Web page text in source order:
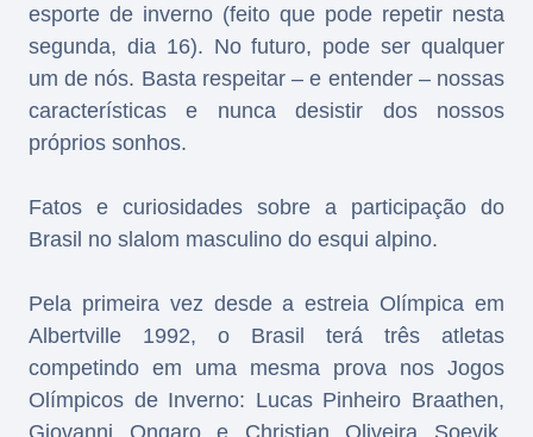
esporte de inverno (feito que pode repetir nesta
segunda, dia 16). No futuro, pode ser qualquer
um de nós. Basta respeitar – e entender – nossas
características e nunca desistir dos nossos
próprios sonhos.
Fatos e curiosidades sobre a participação do
Brasil no slalom masculino do esqui alpino.
Pela primeira vez desde a estreia Olímpica em
Albertville 1992, o Brasil terá três atletas
competindo em uma mesma prova nos Jogos
Olímpicos de Inverno: Lucas Pinheiro Braathen,
Giovanni Ongaro e Christian Oliveira Soevik.